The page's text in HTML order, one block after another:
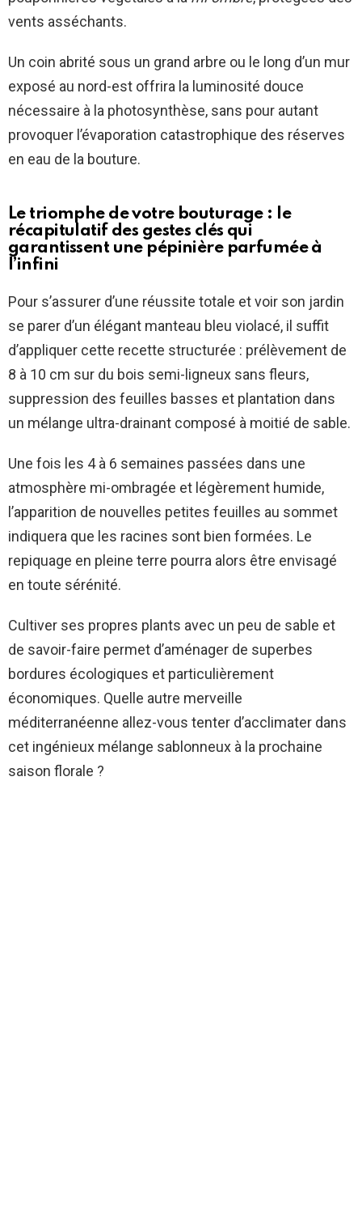
vents asséchants.
Un coin abrité sous un grand arbre ou le long d’un mur
exposé au nord-est offrira la luminosité douce
nécessaire à la photosynthèse, sans pour autant
provoquer l’évaporation catastrophique des réserves
en eau de la bouture.
Le triomphe de votre bouturage : le
récapitulatif des gestes clés qui
garantissent une pépinière parfumée à
l’infini
Pour s’assurer d’une réussite totale et voir son jardin
se parer d’un élégant manteau bleu violacé, il suffit
d’appliquer cette recette structurée : prélèvement de
8 à 10 cm sur du bois semi-ligneux sans fleurs,
suppression des feuilles basses et plantation dans
un mélange ultra-drainant composé à moitié de sable.
Une fois les 4 à 6 semaines passées dans une
atmosphère mi-ombragée et légèrement humide,
l’apparition de nouvelles petites feuilles au sommet
indiquera que les racines sont bien formées. Le
repiquage en pleine terre pourra alors être envisagé
en toute sérénité.
Cultiver ses propres plants avec un peu de sable et
de savoir-faire permet d’aménager de superbes
bordures écologiques et particulièrement
économiques. Quelle autre merveille
méditerranéenne allez-vous tenter d’acclimater dans
cet ingénieux mélange sablonneux à la prochaine
saison florale ?